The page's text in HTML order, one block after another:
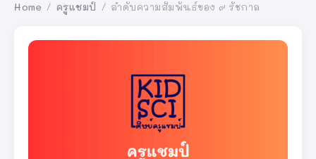
Home / ครูแชมป์ / ลำดับความสัมพันธ์ของ ๙ รัชกาล